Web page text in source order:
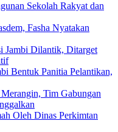
Sekolah Rakyat dan
Fasha Nyatakan
Jambi Dilantik, Ditarget
Bentuk Panitia Pelantikan,
Tim Gabungan
Oleh Dinas Perkimtan